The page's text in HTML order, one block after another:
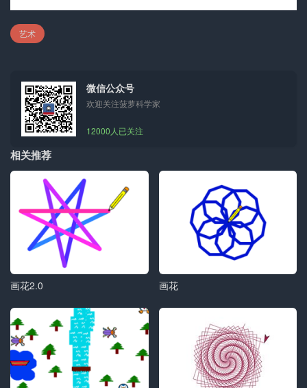
艺术
微信公众号
欢迎关注菠萝科学家
12000人已关注
相关推荐
画花2.0 画花